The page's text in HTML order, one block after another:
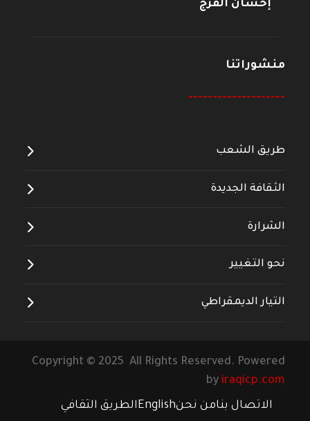
إحسان الفرج
منشوراتنا
--------------------
طريق الشعب
الثقافة الجديدة
الشرارة
نحو التغيير
التيار الديمقراطي
Copyright © 2025 All Rights Reserved. Powered
by iraqicp.com
الاتصال بنامن نحنEnglishالطريق الثقافي